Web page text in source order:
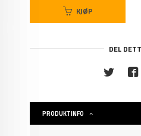
KJØP
DEL
PRODUKTINFO